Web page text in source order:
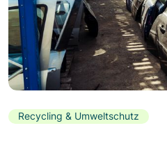
Recycling & Umweltschutz